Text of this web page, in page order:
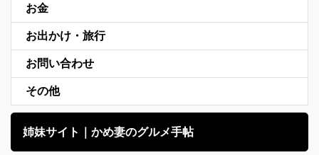
お金
お出かけ・旅行
お問い合わせ
その他
姉妹サイト｜かめ妻のグルメ手帖